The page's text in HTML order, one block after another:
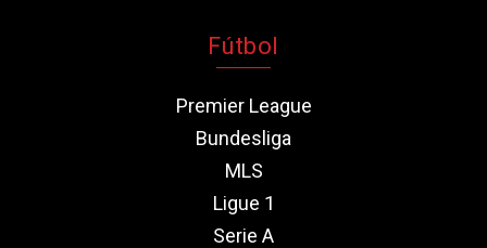
Fútbol
Premier League
Bundesliga
MLS
Ligue 1
Serie A